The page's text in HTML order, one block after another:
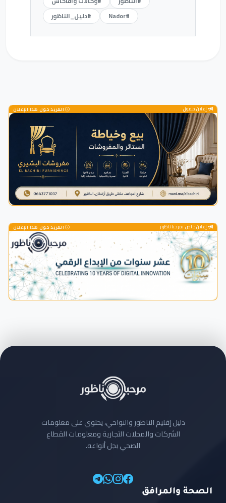
#Nador
#دليل_الناظور
إعلان ممول المزيد حول هذا الإعلان
إعلان خاص بمرحباناظور المزيد حول هذا الإعلان
دليل إقليم الناظور والنواحي، يحتوي على معلومات
الشركات والمحلات التجارية ومعلومات القطاع
الصحي بجل أنواعه.
الصحة والمرافق